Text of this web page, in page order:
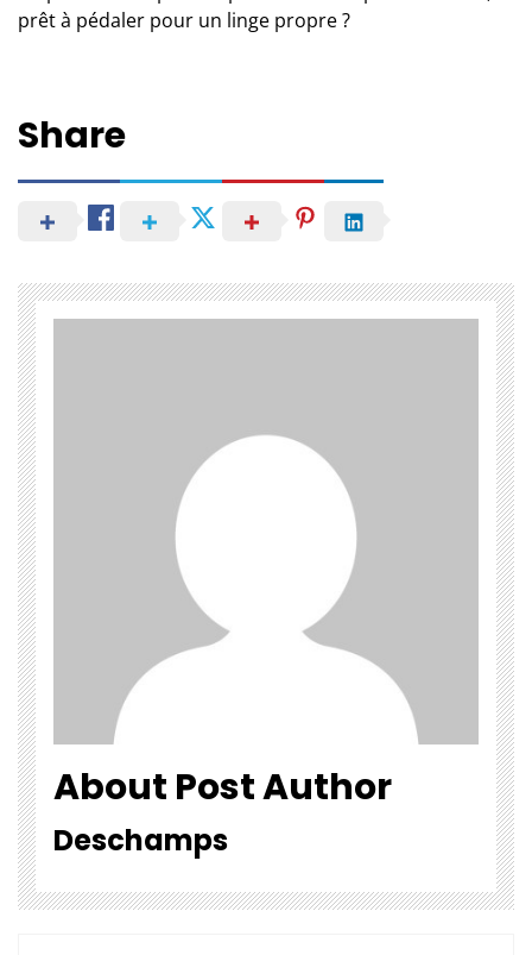
prêt à pédaler pour un linge propre ?
Share
About Post Author
Deschamps